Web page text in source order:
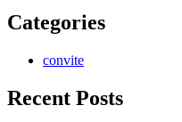
Categories
convite
Recent Posts